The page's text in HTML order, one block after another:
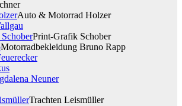
Auto & Motorrad Holzer
Print-Grafik Schober
Motorradbekleidung Bruno Rapp
Trachten Leismüller